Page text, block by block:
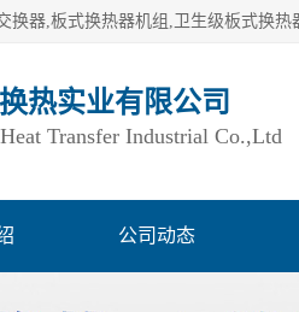
热实业有限公司
Transfer Industrial Co.,Ltd
公司动态